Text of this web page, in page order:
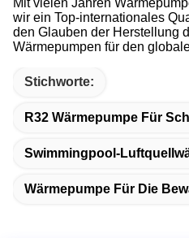
Mit vielen Jahren
wir ein Top-internationales
den Glauben der Herstellung
Wärmepumpen für den
Stichworte:
R32 Wärmepumpe Für
Swimmingpool-
Wärmepumpe Für Die